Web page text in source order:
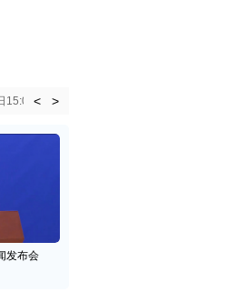
15:00 国新办就加快推动“十五五”时期退役
< >
发布会